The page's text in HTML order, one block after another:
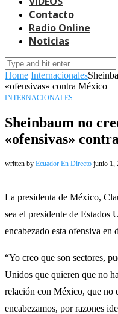
Contacto
Radio Online
Noticias
Home Internacionales
«ofensivas» contra México
INTERNACIONALES
Sheinbaum no
«ofensivas»
written by Ecuador En Directo junio 1,
La presidenta de México,
sea el presidente de Estados
encabezado esta ofensiva en
“Yo creo que son sectores,
Unidos que quieren que no
relación con México, que no
encabezamos, por razones